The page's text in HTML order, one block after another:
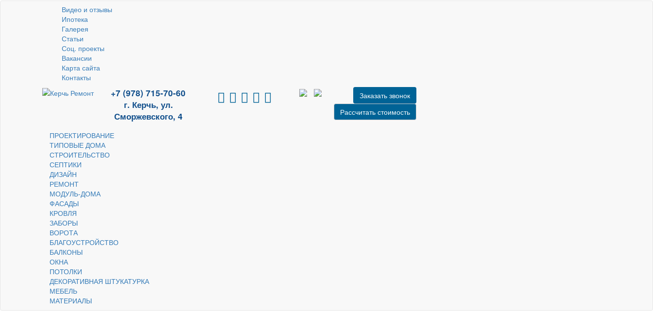
Видео и отзывы
Ипотека
Галерея
Статьи
Соц. проекты
Вакансии
Карта сайта
Контакты
+7 (978) 715-70-60
г. Керчь, ул.
Сморжевского, 4
Заказать звонок
Рассчитать стоимость
ПРОЕКТИРОВАНИЕ
ТИПОВЫЕ ДОМА
СТРОИТЕЛЬСТВО
СЕПТИКИ
ДИЗАЙН
РЕМОНТ
МОДУЛЬ-ДОМА
ФАСАДЫ
КРОВЛЯ
ЗАБОРЫ
ВОРОТА
БЛАГОУСТРОЙСТВО
БАЛКОНЫ
ОКНА
ПОТОЛКИ
ДЕКОРАТИВНАЯ ШТУКАТУРКА
МЕБЕЛЬ
МАТЕРИАЛЫ